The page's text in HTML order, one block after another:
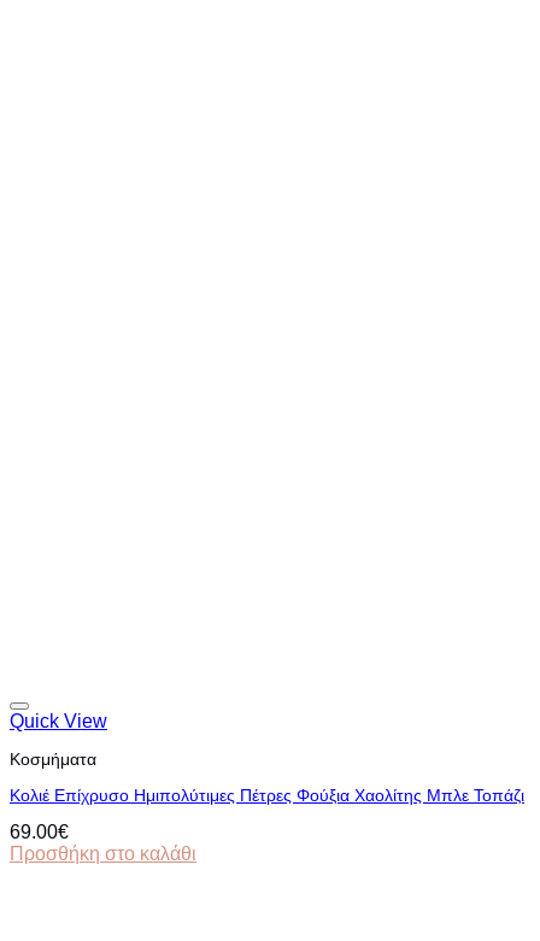
Quick View
Κοσμήματα
Κολιέ Επίχρυσο Ημιπολύτιμες Πέτρες Φούξια Χαολίτης Μπλε Τοπάζι
69.00€
Προσθήκη στο καλάθι